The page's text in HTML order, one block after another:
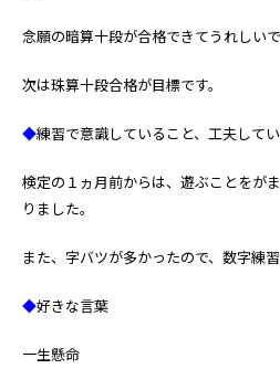
念願の暗算十段が合格できてうれしいで
次は珠算十段合格が目標です。
◆練習で意識していること、工夫して
検定の１ヵ月前からは、遊ぶことをが
りました。
また、字バツが多かったので、数字練
◆好きな言葉
一生懸命